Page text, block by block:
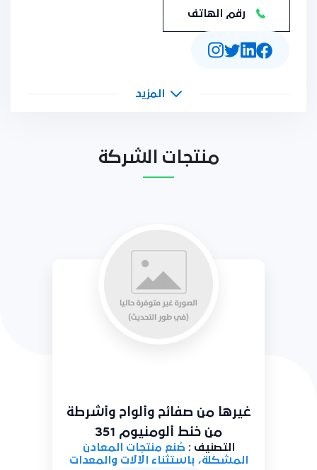
رقم الهاتف
المزيد
منتجات الشركة
غيرها من صفائح وألواح وأشرطة
من خئط ألومنيوم 351
التصنيف : صُنع منتجات المعادن
المشكلة، باستثناء الآلات والمعدات